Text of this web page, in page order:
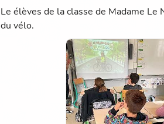
Le élèves de la classe de Madame
du vélo.